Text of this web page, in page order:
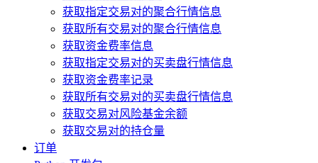
获取指定交易对的聚合行情信息
获取所有交易对的聚合行情信息
获取资金费率信息
获取指定交易对的买卖盘行情信息
获取资金费率记录
获取所有交易对的买卖盘行情信息
获取交易对风险基金余额
获取交易对的持仓量
订单